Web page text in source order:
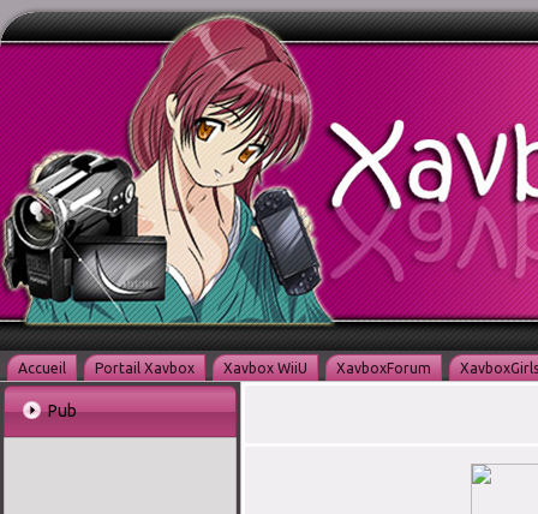
Accueil Portail Xavbox Xavbox WiiU XavboxForum XavboxGirls
Pub